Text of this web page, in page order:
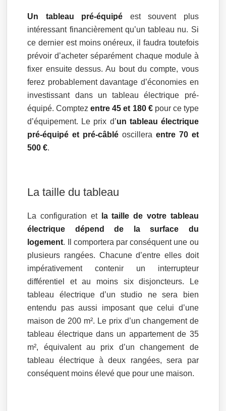
Un tableau pré-équipé est souvent plus
intéressant financièrement qu’un tableau nu. Si
ce dernier est moins onéreux, il faudra toutefois
prévoir d’acheter séparément chaque module à
fixer ensuite dessus. Au bout du compte, vous
ferez probablement davantage d’économies en
investissant dans un tableau électrique pré-
équipé. Comptezentre 45 et 180 €pour ce type
d’équipement. Le prix d’un tableau électrique
pré-équipé et pré-câblé oscillera entre 70 et
500 €.
La taille du tableau
La configuration et
la taille de votre tableau
électrique dépend de la surface du
logement. Il comportera par conséquent une ou
plusieurs rangées. Chacune d’entre elles doit
impérativement contenir un interrupteur
différentiel et au moins six disjoncteurs. Le
tableau électrique d’un studio ne sera bien
entendu pas aussi imposant que celui d’une
maison de 200 m². Le prix d’un changement de
tableau électrique dans un appartement de 35
m², équivalent au prix d’un changement de
tableau électrique à deux rangées, sera par
conséquent moins élevé que pour une maison.